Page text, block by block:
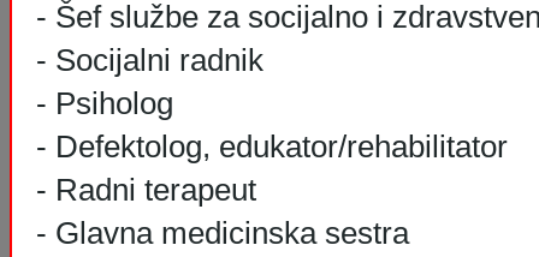
- Šef službe za socijalno i
- Socijalni radnik
- Psiholog
- Defektolog, edukator/rehabilitator
- Radni terapeut
- Glavna medicinska sestra